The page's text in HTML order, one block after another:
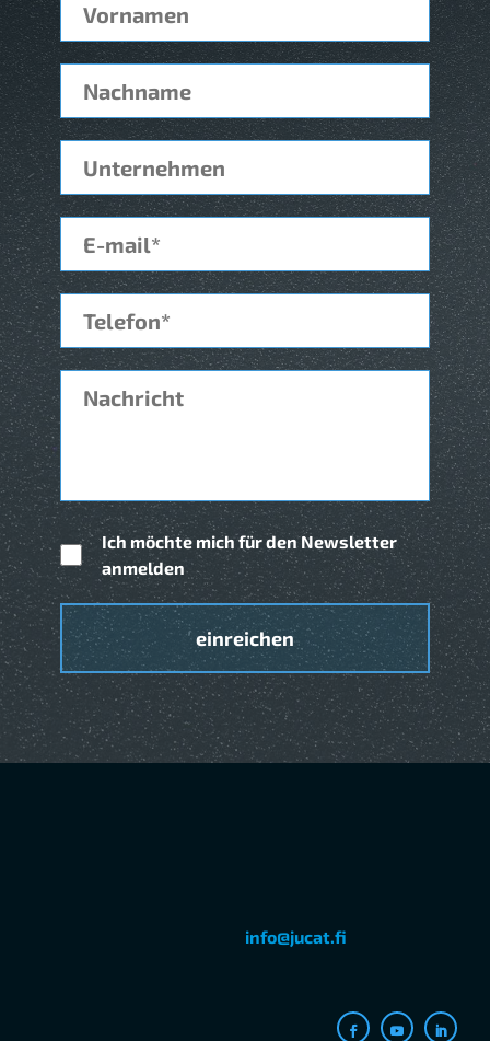
Ich möchte mich für den Newsletter
anmelden
info@jucat.fi